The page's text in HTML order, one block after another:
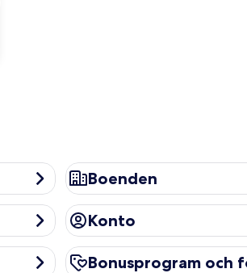
Boenden
Boenden
Konto
Konto
Bonusprogram och
Bonusprogram och förmåner